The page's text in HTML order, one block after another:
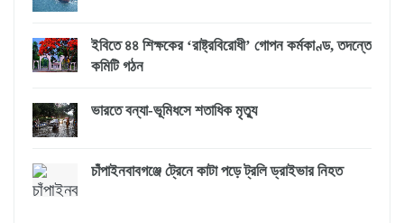
ইবিতে ৪৪ শিক্ষকের ‘রাষ্ট্রবিরোধী’ গোপন কর্মকাণ্ড, তদন্তে
কমিটি গঠন
ভারতে বন্যা-ভূমিধসে শতাধিক মৃত্যু
চাঁপাইনবাবগঞ্জে ট্রেনে কাটা পড়ে ট্রলি ড্রাইভার নিহত